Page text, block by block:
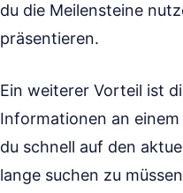
du die Meilensteine
präsentieren.
Ein weiterer Vorteil ist
Informationen an
du schnell auf den
lange suchen zu